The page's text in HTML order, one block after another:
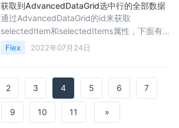
获取到AdvancedDataGrid选中行的全部数据
通过AdvancedDataGrid的id来获取
selectedItem和selectedItems属性，下面有
个不不错的示例大家可以参考下
Flex 2022年07月24日
2 3 4 5 6 7
9 10 11 »